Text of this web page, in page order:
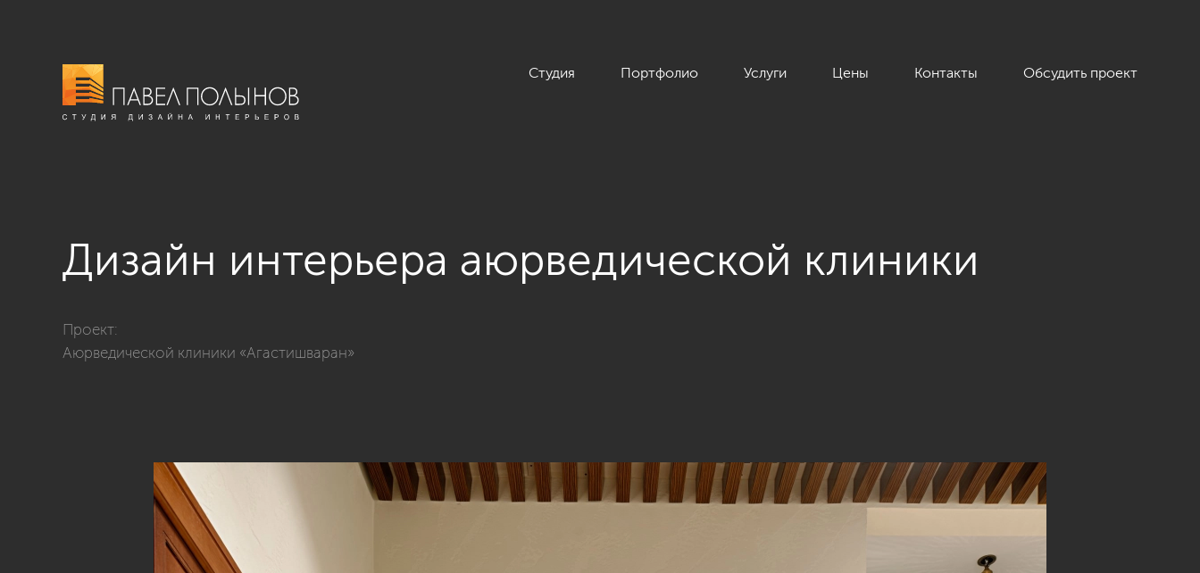
Студия Портфолио Услуги Цены Контакты Обсудить проект
Дизайн интерьера аюрведической клиники
Проект:
Аюрведической клиники «Агастишваран»